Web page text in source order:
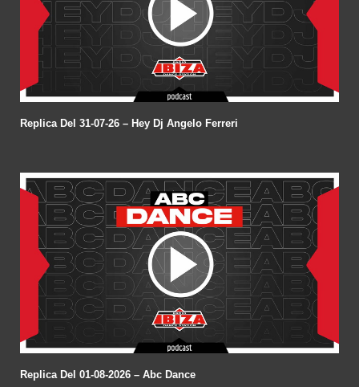
Replica Del 31-07-26 – Hey Dj Angelo Ferreri
Replica Del 01-08-2026 – Abc Dance